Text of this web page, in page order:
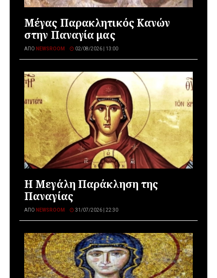
Μέγας Παρακλητικός Κανών
στην Παναγία μας
ΑΠΌ NEWSROOM 02/08/2026 | 13:00
Η Μεγάλη Παράκληση της
Παναγίας
ΑΠΌ NEWSROOM 31/07/2026 | 22:30